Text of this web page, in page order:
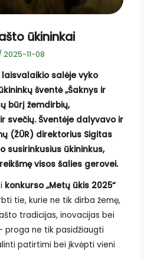
ūkininkai
2025-11-08
laisvalaikio salėje vyko
šventė „Šaknys ir
būrį žemdirbių,
svečių. Šventėje dalyvavo ir
(ŽŪR) direktorius Sigitas
susirinkusius ūkininkus,
visos šalies gerovei.
konkurso „Metų ūkis 2025“
tie, kurie ne tik dirba žemę,
tradicijas, inovacijas bei
proga ne tik pasidžiaugti
patirtimi bei įkvėpti vieni